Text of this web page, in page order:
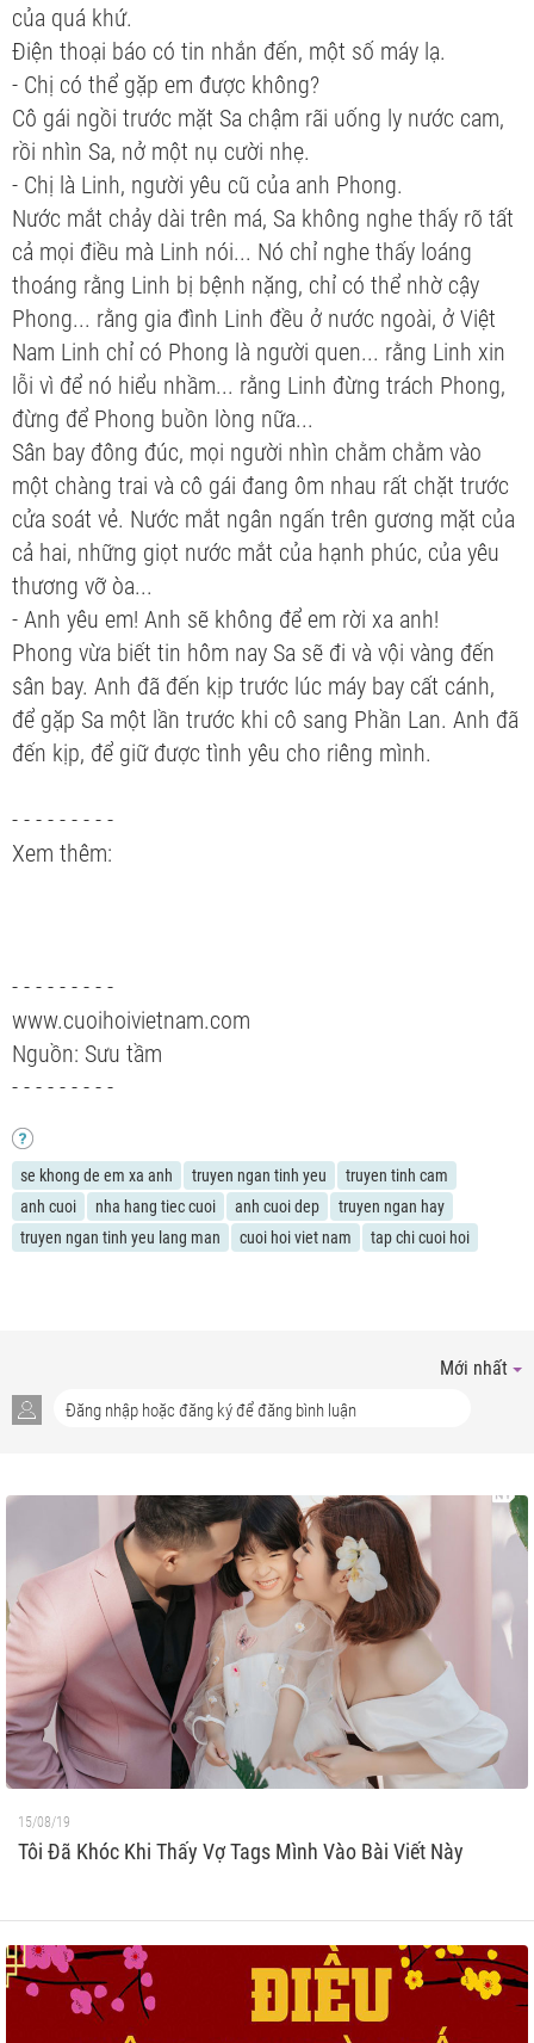
của quá khứ.
Điện thoại báo có tin nhắn đến, một số máy lạ.
- Chị có thể gặp em được không?
Cô gái ngồi trước mặt Sa chậm rãi uống ly nước cam,
rồi nhìn Sa, nở một nụ cười nhẹ.
- Chị là Linh, người yêu cũ của anh Phong.
Nước mắt chảy dài trên má, Sa không nghe thấy rõ tất
cả mọi điều mà Linh nói... Nó chỉ nghe thấy loáng
thoáng rằng Linh bị bệnh nặng, chỉ có thể nhờ cậy
Phong... rằng gia đình Linh đều ở nước ngoài, ở Việt
Nam Linh chỉ có Phong là người quen... rằng Linh xin
lỗi vì để nó hiểu nhầm... rằng Linh đừng trách Phong,
đừng để Phong buồn lòng nữa...
Sân bay đông đúc, mọi người nhìn chằm chằm vào
một chàng trai và cô gái đang ôm nhau rất chặt trước
cửa soát vẻ. Nước mắt ngân ngấn trên gương mặt của
cả hai, những giọt nước mắt của hạnh phúc, của yêu
thương vỡ òa...
- Anh yêu em! Anh sẽ không để em rời xa anh!
Phong vừa biết tin hôm nay Sa sẽ đi và vội vàng đến
sân bay. Anh đã đến kịp trước lúc máy bay cất cánh,
để gặp Sa một lần trước khi cô sang Phần Lan. Anh đã
đến kịp, để giữ được tình yêu cho riêng mình.
- - - - - - - - -
Xem thêm:
- - - - - - - - -
www.cuoihoivietnam.com
Nguồn: Sưu tầm
- - - - - - - - -
se khong de em xa anh truyen ngan tinh yeu
truyen tinh cam
anh cuoi
nha hang tiec cuoi anh cuoi dep
truyen ngan hay
truyen ngan tinh yeu lang man
cuoi hoi viet nam tap chi cuoi hoi
Mới nhất
15/08/19
Tôi Đã Khóc Khi Thấy Vợ Tags Mình Vào Bài Viết Này